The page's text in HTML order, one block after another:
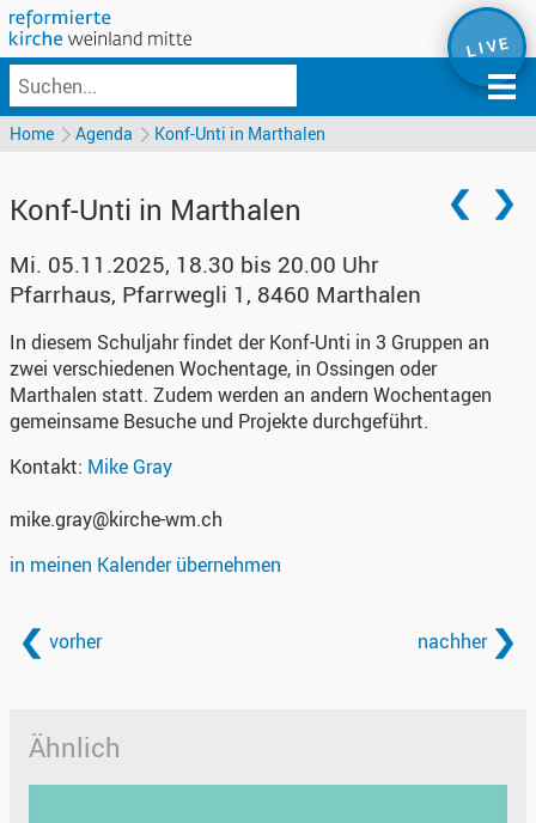
L I V E
Home Agenda Konf-Unti in Marthalen
Konf-Unti in Marthalen
Mi. 05.11.2025, 18.30 bis 20.00 Uhr
Pfarrhaus, Pfarrwegli 1, 8460 Marthalen
In diesem Schuljahr findet der Konf-Unti in 3 Gruppen an
zwei verschiedenen Wochentage, in Ossingen oder
Marthalen statt. Zudem werden an andern Wochentagen
gemeinsame Besuche und Projekte durchgeführt.
Kontakt: Mike Gray
mike.gray@kirche-wm.ch
in meinen Kalender übernehmen
vorher nachher
Ähnlich